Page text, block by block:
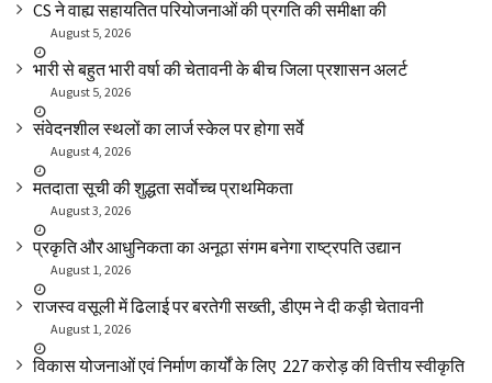
CS ने वाह्य सहायतित परियोजनाओं की प्रगति की समीक्षा की
August 5, 2026
भारी से बहुत भारी वर्षा की चेतावनी के बीच जिला प्रशासन अलर्ट
August 5, 2026
संवेदनशील स्थलों का लार्ज स्केल पर होगा सर्वे
August 4, 2026
मतदाता सूची की शुद्धता सर्वाेच्च प्राथमिकता
August 3, 2026
प्रकृति और आधुनिकता का अनूठा संगम बनेगा राष्ट्रपति उद्यान
August 1, 2026
राजस्व वसूली में ढिलाई पर बरतेगी सख्ती, डीएम ने दी कड़ी चेतावनी
August 1, 2026
विकास योजनाओं एवं निर्माण कार्यों के लिए ₹ 227 करोड़ की वित्तीय स्वीकृति